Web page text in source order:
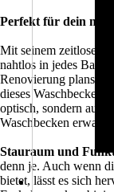
Perfekt für dein
Mit seinem zeitlosen
nahtlos in jedes
Renovierung planst
dieses Waschbecken
optisch, sondern
Waschbecken
Stauraum und
denn je. Auch wenn
bietet, lässt es sich